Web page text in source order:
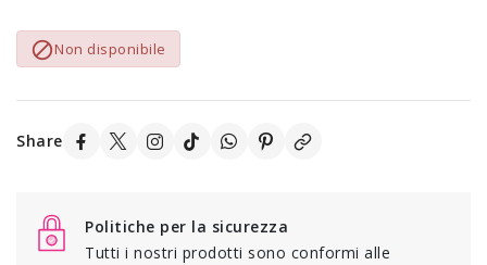
Non disponibile
Share
Politiche per la sicurezza
Tutti i nostri prodotti sono conformi alle